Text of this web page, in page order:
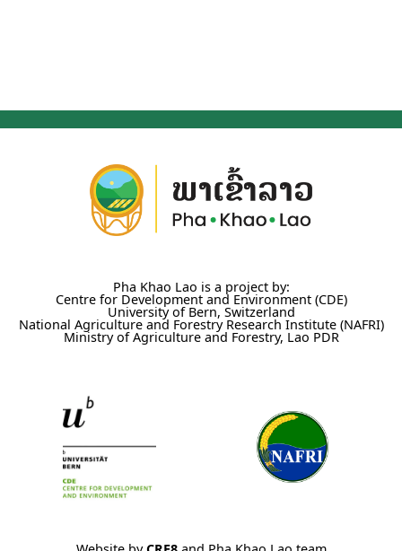
Pha Khao Lao is a project by:
Centre for Development and Environment (CDE)
University of Bern, Switzerland
National Agriculture and Forestry Research Institute (NAFRI)
Ministry of Agriculture and Forestry, Lao PDR